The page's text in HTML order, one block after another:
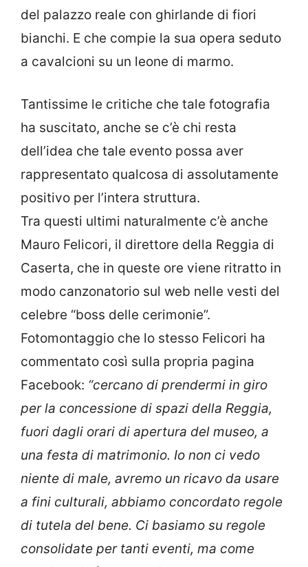
del palazzo reale con ghirlande di fiori
bianchi. E che compie la sua opera seduto
a cavalcioni su un leone di marmo.
Tantissime le critiche che tale fotografia
ha suscitato, anche se c’è chi resta
dell’idea che tale evento possa aver
rappresentato qualcosa di assolutamente
positivo per l’intera struttura.
Tra questi ultimi naturalmente c’è anche
Mauro Felicori, il direttore della Reggia di
Caserta, che in queste ore viene ritratto in
modo canzonatorio sul web nelle vesti del
celebre “boss delle cerimonie”.
Fotomontaggio che lo stesso Felicori ha
commentato così sulla propria pagina
Facebook: “cercano di prendermi in giro
per la concessione di spazi della Reggia,
fuori dagli orari di apertura del museo, a
una festa di matrimonio. Io non ci vedo
niente di male, avremo un ricavo da usare
a fini culturali, abbiamo concordato regole
di tutela del bene. Ci basiamo su regole
consolidate per tanti eventi, ma come